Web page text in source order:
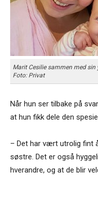
Marit Cesilie sammen med sin
Foto: Privat
Når hun ser tilbake på
at hun fikk dele den
– Det har vært utrolig fint
søstre. Det er også
hverandre, og at de blir